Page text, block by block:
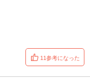
11参考になった